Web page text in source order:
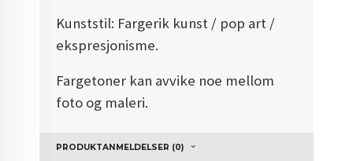
Kunststil: Fargerik kunst / pop art /
ekspresjonisme.
Fargetoner kan avvike noe mellom
foto og maleri.
PRODUKTANMELDELSER (0)